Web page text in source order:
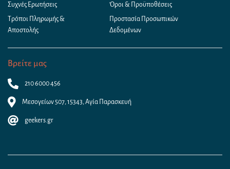
Συχνές Ερωτήσεις
Τρόποι Πληρωμής &
Αποστολής
Όροι & Προϋποθέσεις
Προστασία Προσωπικών
Δεδομένων
Βρείτε μας
210 6000 456
Μεσογείων 507, 15343, Αγία Παρασκευή
geekers.gr